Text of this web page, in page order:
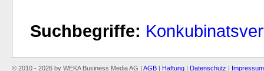
Suchbegriffe:
© 2010 - 2026 by WEKA Business Media AG | AGB Haftung Datenschutz Impressum